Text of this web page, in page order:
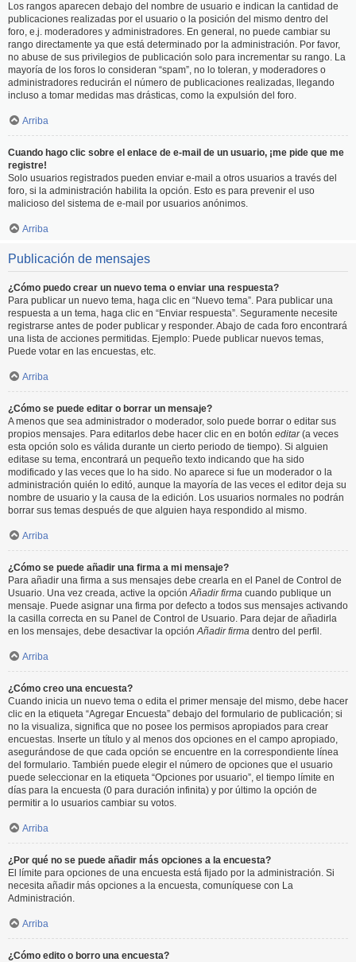
Los rangos aparecen debajo del nombre de usuario e indican la cantidad de
publicaciones realizadas por el usuario o la posición del mismo dentro del
foro, e.j. moderadores y administradores. En general, no puede cambiar su
rango directamente ya que está determinado por la administración. Por favor,
no abuse de sus privilegios de publicación solo para incrementar su rango. La
mayoría de los foros lo consideran “spam”, no lo toleran, y moderadores o
administradores reducirán el número de publicaciones realizadas, llegando
incluso a tomar medidas mas drásticas, como la expulsión del foro.
Arriba
Cuando hago clic sobre el enlace de e-mail de un usuario, ¡me pide que me
registre!
Solo usuarios registrados pueden enviar e-mail a otros usuarios a través del
foro, si la administración habilita la opción. Esto es para prevenir el uso
malicioso del sistema de e-mail por usuarios anónimos.
Arriba
Publicación de mensajes
¿Cómo puedo crear un nuevo tema o enviar una respuesta?
Para publicar un nuevo tema, haga clic en “Nuevo tema”. Para publicar una
respuesta a un tema, haga clic en “Enviar respuesta”. Seguramente necesite
registrarse antes de poder publicar y responder. Abajo de cada foro encontrará
una lista de acciones permitidas. Ejemplo: Puede publicar nuevos temas,
Puede votar en las encuestas, etc.
Arriba
¿Cómo se puede editar o borrar un mensaje?
A menos que sea administrador o moderador, solo puede borrar o editar sus
propios mensajes. Para editarlos debe hacer clic en en botón editar(a veces
esta opción solo es válida durante un cierto periodo de tiempo). Si alguien
editase su tema, encontrará un pequeño texto indicando que ha sido
modificado y las veces que lo ha sido. No aparece si fue un moderador o la
administración quién lo editó, aunque la mayoría de las veces el editor deja su
nombre de usuario y la causa de la edición. Los usuarios normales no podrán
borrar sus temas después de que alguien haya respondido al mismo.
Arriba
¿Cómo se puede añadir una firma a mi mensaje?
Para añadir una firma a sus mensajes debe crearla en el Panel de Control de
Usuario. Una vez creada, active la opciónAñadir firma cuando publique un
mensaje. Puede asignar una firma por defecto a todos sus mensajes activando
la casilla correcta en su Panel de Control de Usuario. Para dejar de añadirla
en los mensajes, debe desactivar la opciónAñadir firma dentro del perfil.
Arriba
¿Cómo creo una encuesta?
Cuando inicia un nuevo tema o edita el primer mensaje del mismo, debe hacer
clic en la etiqueta “Agregar Encuesta” debajo del formulario de publicación; si
no la visualiza, significa que no posee los permisos apropiados para crear
encuestas. Inserte un título y al menos dos opciones en el campo apropiado,
asegurándose de que cada opción se encuentre en la correspondiente línea
del formulario. También puede elegir el número de opciones que el usuario
puede seleccionar en la etiqueta “Opciones por usuario”, el tiempo límite en
días para la encuesta (0 para duración infinita) y por último la opción de
permitir a lo usuarios cambiar su votos.
Arriba
¿Por qué no se puede añadir más opciones a la encuesta?
El límite para opciones de una encuesta está fijado por la administración. Si
necesita añadir más opciones a la encuesta, comuníquese con La
Administración.
Arriba
¿Cómo edito o borro una encuesta?